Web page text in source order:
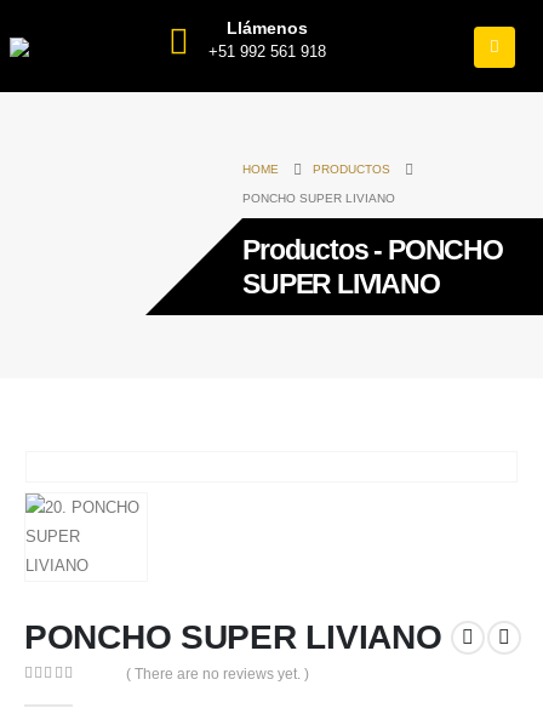
Llámenos
+51 992 561 918
HOME PRODUCTOS
PONCHO SUPER LIVIANO
Productos - PONCHO
SUPER LIVIANO
PONCHO SUPER LIVIANO
( There are no reviews yet. )